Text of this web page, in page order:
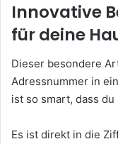
Innovative
für deine
Dieser besondere
Adressnummer in
ist so smart, dass
Es ist direkt in die